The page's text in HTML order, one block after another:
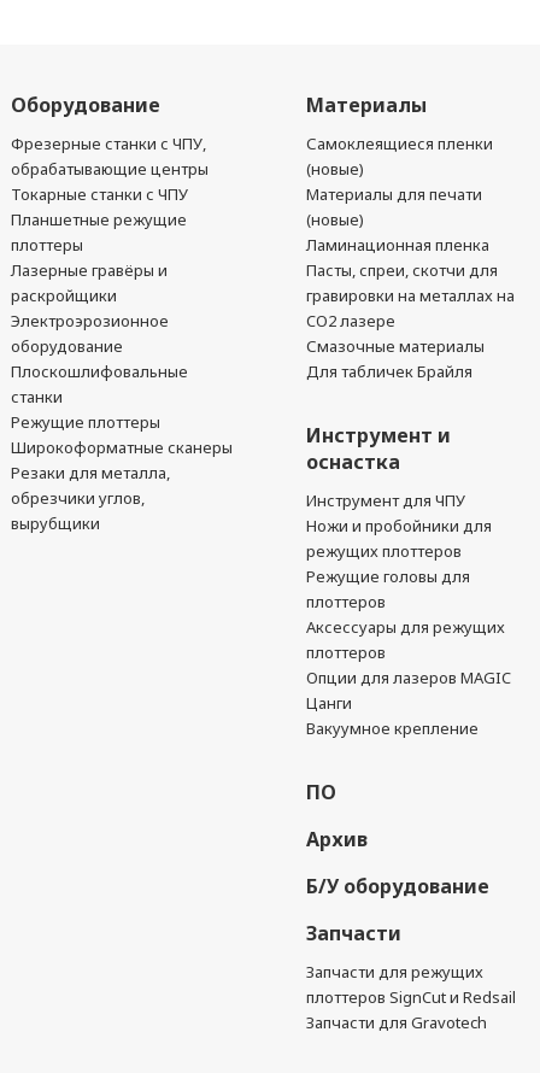
Оборудование
Фрезерные станки с ЧПУ,
обрабатывающие центры
Токарные станки с ЧПУ
Планшетные режущие
плоттеры
Лазерные гравёры и
раскройщики
Электроэрозионное
оборудование
Плоскошлифовальные
станки
Режущие плоттеры
Широкоформатные сканеры
Резаки для металла,
обрезчики углов,
вырубщики
Материалы
Самоклеящиеся пленки
(новые)
Материалы для печати
(новые)
Ламинационная пленка
Пасты, спреи, скотчи для
гравировки на металлах на
CO2 лазере
Смазочные материалы
Для табличек Брайля
Инструмент и
оснастка
Инструмент для ЧПУ
Ножи и пробойники для
режущих плоттеров
Режущие головы для
плоттеров
Аксессуары для режущих
плоттеров
Опции для лазеров MAGIC
Цанги
Вакуумное крепление
ПО
Архив
Б/У оборудование
Запчасти
Запчасти для режущих
плоттеров SignCut и Redsail
Запчасти для Gravotech